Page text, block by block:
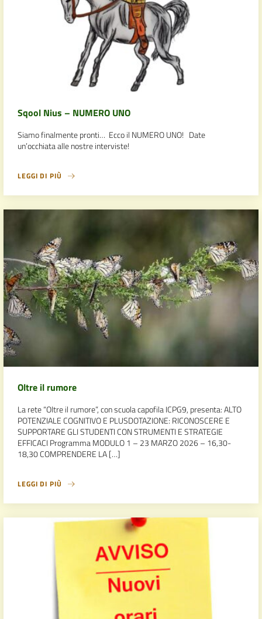
Sqool Nius – NUMERO UNO
Siamo finalmente pronti… Ecco il NUMERO UNO! Date
un’occhiata alle nostre interviste!
LEGGI DI PIÙ
Oltre il rumore
La rete “Oltre il rumore”, con scuola capofila ICPG9, presenta: ALTO
POTENZIALE COGNITIVO E PLUSDOTAZIONE: RICONOSCERE E
SUPPORTARE GLI STUDENTI CON STRUMENTI E STRATEGIE
EFFICACI Programma MODULO 1 – 23 MARZO 2026 – 16,30-
18,30 COMPRENDERE LA […]
LEGGI DI PIÙ